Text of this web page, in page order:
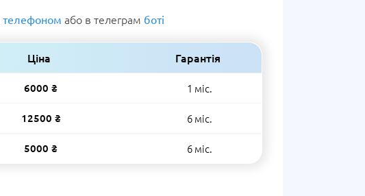
телефоном або в телеграм боті
Ціна Гарантія
6000 ₴ 1 міс.
12500 ₴ 6 міс.
5000 ₴ 6 міс.